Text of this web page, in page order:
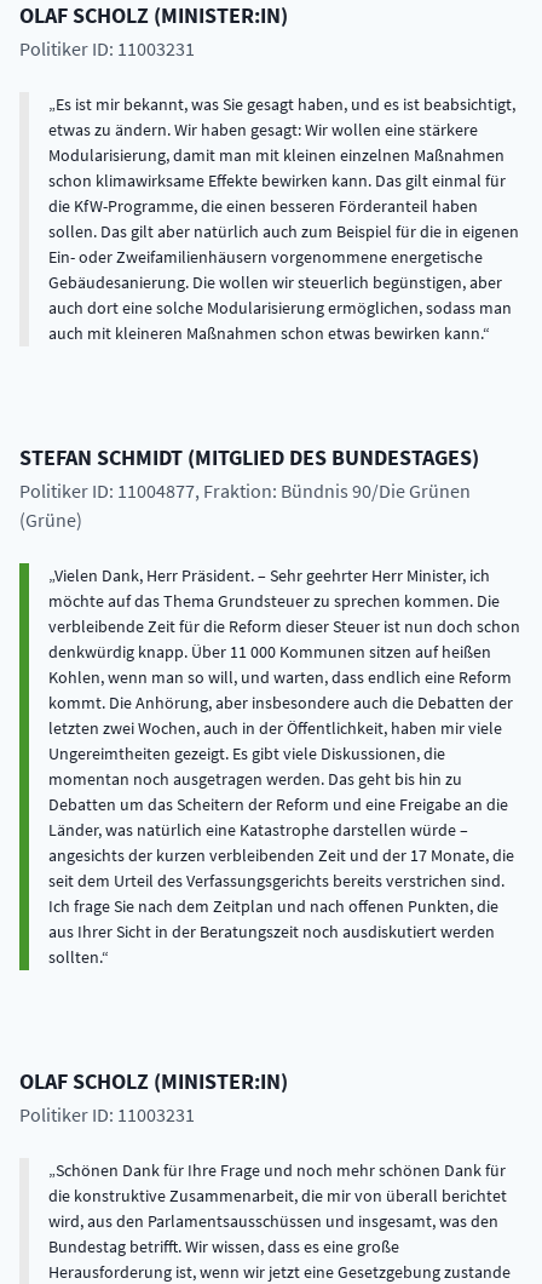
OLAFSCHOLZ (MINISTER:IN)
Politiker ID: 11003231
Es ist mir bekannt, was Sie gesagt haben, und es ist beabsichtigt,
etwas zu ändern. Wir haben gesagt: Wir wollen eine stärkere
Modularisierung, damit man mit kleinen einzelnen Maßnahmen
schon klimawirksame Effekte bewirken kann. Das gilt einmal für
die KfW-Programme, die einen besseren Förderanteil haben
sollen. Das gilt aber natürlich auch zum Beispiel für die in eigenen
Ein- oder Zweifamilienhäusern vorgenommene energetische
Gebäudesanierung. Die wollen wir steuerlich begünstigen, aber
auch dort eine solche Modularisierung ermöglichen, sodass man
auch mit kleineren Maßnahmen schon etwas bewirken kann.
STEFAN SCHMIDT (MITGLIED DES BUNDESTAGES)
Politiker ID: 11004877, Fraktion: Bündnis 90/Die Grünen
(Grüne)
Vielen Dank, Herr Präsident. – Sehr geehrter Herr Minister, ich
möchte auf das Thema Grundsteuer zu sprechen kommen. Die
verbleibende Zeit für die Reform dieser Steuer ist nun doch schon
denkwürdig knapp. Über 11 000 Kommunen sitzen auf heißen
Kohlen, wenn man so will, und warten, dass endlich eine Reform
kommt. Die Anhörung, aber insbesondere auch die Debatten der
letzten zwei Wochen, auch in der Öffentlichkeit, haben mir viele
Ungereimtheiten gezeigt. Es gibt viele Diskussionen, die
momentan noch ausgetragen werden. Das geht bis hin zu
Debatten um das Scheitern der Reform und eine Freigabe an die
Länder, was natürlich eine Katastrophe darstellen würde –
angesichts der kurzen verbleibenden Zeit und der 17 Monate, die
seit dem Urteil des Verfassungsgerichts bereits verstrichen sind.
Ich frage Sie nach dem Zeitplan und nach offenen Punkten, die
aus Ihrer Sicht in der Beratungszeit noch ausdiskutiert werden
sollten.
OLAFSCHOLZ (MINISTER:IN)
Politiker ID: 11003231
Schönen Dank für Ihre Frage und noch mehr schönen Dank für
die konstruktive Zusammenarbeit, die mir von überall berichtet
wird, aus den Parlamentsausschüssen und insgesamt, was den
Bundestag betrifft. Wir wissen, dass es eine große
Herausforderung ist, wenn wir jetzt eine Gesetzgebung zustande